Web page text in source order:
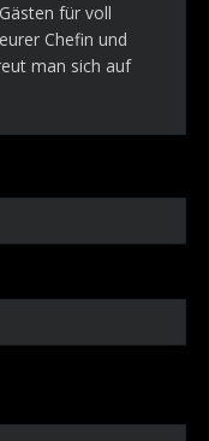
für voll
Chefin und
man sich auf